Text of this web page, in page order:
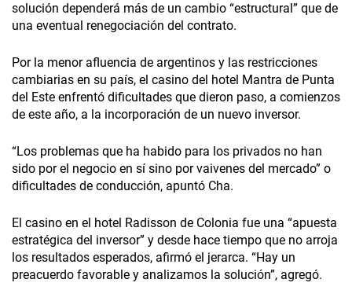
solución dependerá más de un cambio “estructural” que de
una eventual renegociación del contrato.
Por la menor afluencia de argentinos y las restricciones
cambiarias en su país, el casino del hotel Mantra de Punta
del Este enfrentó dificultades que dieron paso, a comienzos
de este año, a la incorporación de un nuevo inversor.
“Los problemas que ha habido para los privados no han
sido por el negocio en sí sino por vaivenes del mercado” o
dificultades de conducción, apuntó Cha.
El casino en el hotel Radisson de Colonia fue una “apuesta
estratégica del inversor” y desde hace tiempo que no arroja
los resultados esperados, afirmó el jerarca. “Hay un
preacuerdo favorable y analizamos la solución”, agregó.